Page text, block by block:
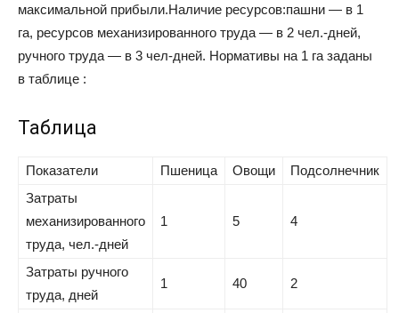
максимальной прибыли.Наличие ресурсов:пашни — в 1
га, ресурсов механизированного труда — в 2 чел.-дней,
ручного труда — в 3 чел-дней. Нормативы на 1 га заданы
в таблице :
Таблица
Показатели Пшеница Овощи
Подсолнечник
Затраты
механизированного
труда, чел.-дней
1 5 4
Затраты ручного
труда, дней
1 40 2